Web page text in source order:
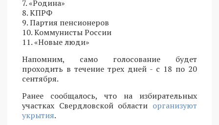
7. «Родина»
8. КПРФ
9. Партия пенсионеров
10. Коммунисты России
11. «Новые люди»
Напомним, само голосование будет
проходить в течение трех дней - с 18 по 20
сентября.
Ранее сообщалось, что на избирательных
участках Свердловской области организуют
укрытия.